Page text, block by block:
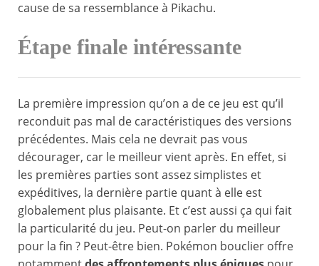
cause de sa ressemblance à Pikachu.
Étape finale intéressante
La première impression qu’on a de ce jeu est qu’il
reconduit pas mal de caractéristiques des versions
précédentes. Mais cela ne devrait pas vous
décourager, car le meilleur vient après. En effet, si
les premières parties sont assez simplistes et
expéditives, la dernière partie quant à elle est
globalement plus plaisante. Et c’est aussi ça qui fait
la particularité du jeu. Peut-on parler du meilleur
pour la fin ? Peut-être bien. Pokémon bouclier offre